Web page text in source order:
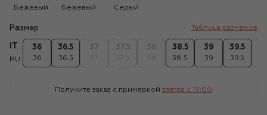
Бежевый Бежевый Серый
Размер Таблица размеров
RU
36
36
36.5
36.5
38.5
38.5
39
39
39.5
39.5
Получите заказ с примеркой завтра c 19:00